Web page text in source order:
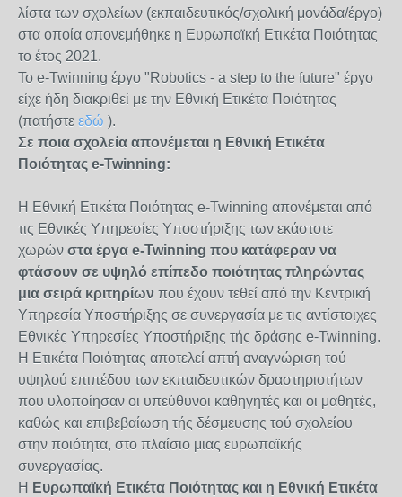
λίστα των σχολείων (εκπαιδευτικός/σχολική μονάδα/έργο)
στα οποία απονεμήθηκε η Ευρωπαϊκή Ετικέτα Ποιότητας
το έτος 2021.
Το e-Twinning έργο "Robotics - a step to the future" έργο
είχε ήδη διακριθεί με την Εθνική Ετικέτα Ποιότητας
(πατήστε εδώ ).
Σε ποια σχολεία απονέμεται η Εθνική Ετικέτα
Ποιότητας e-Twinning:
Η Εθνική Ετικέτα Ποιότητας e-Twinning απονέμεται από
τις Εθνικές Υπηρεσίες Υποστήριξης των εκάστοτε
χωρών στα έργα e-Twinning που κατάφεραν να
φτάσουν σε υψηλό επίπεδο ποιότητας πληρώντας
μια σειρά κριτηρίων που έχουν τεθεί από την Κεντρική
Υπηρεσία Υποστήριξης σε συνεργασία με τις αντίστοιχες
Εθνικές Υπηρεσίες Υποστήριξης τής δράσης e-Twinning.
Η Ετικέτα Ποιότητας αποτελεί απτή αναγνώριση τού
υψηλού επιπέδου των εκπαιδευτικών δραστηριοτήτων
που υλοποίησαν οι υπεύθυνοι καθηγητές και οι μαθητές,
καθώς και επιβεβαίωση τής δέσμευσης τού σχολείου
στην ποιότητα, στο πλαίσιο μιας ευρωπαϊκής
συνεργασίας.
Η Ευρωπαϊκή Ετικέτα Ποιότητας και η Εθνική Ετικέτα